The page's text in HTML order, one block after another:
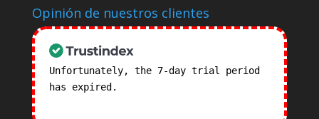
Opinión de nuestros clientes
Unfortunately, the 7-day trial period
has expired.